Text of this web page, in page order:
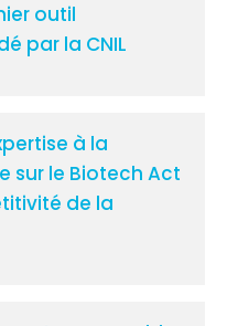
outil
par la CNIL
à la
sur le Biotech Act
de la